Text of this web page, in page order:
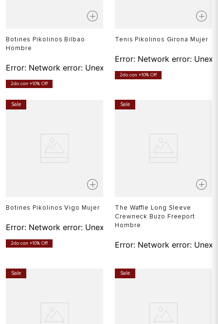
Botines Pikolinos Bilbao
Hombre
Error: Network error: Unexpected token T in JSON at
2do con +10% Off
Tenis Pikolinos Girona Mujer
Error: Network error:
2do con +10% Off
Sale
Botines Pikolinos Vigo Mujer
Error: Network error: Unexpected token T in JSON at
2do con +10% Off
Sale
The Waffle Long Sleeve
Crewneck Buzo Freeport
Hombre
Error: Network error:
Sale Sale